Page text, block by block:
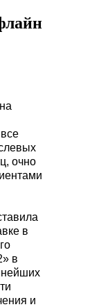
очно
в
в
и